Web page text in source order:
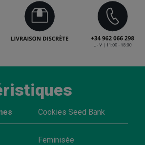
Cookies Seed Bank
Feminisée